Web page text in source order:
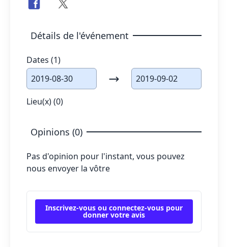
Détails de l'événement
Dates (1)
2019-08-30
2019-09-02
Lieu(x) (0)
Opinions (0)
Pas d'opinion pour l'instant, vous pouvez
nous envoyer la vôtre
Inscrivez-vous ou connectez-vous pour
donner votre avis